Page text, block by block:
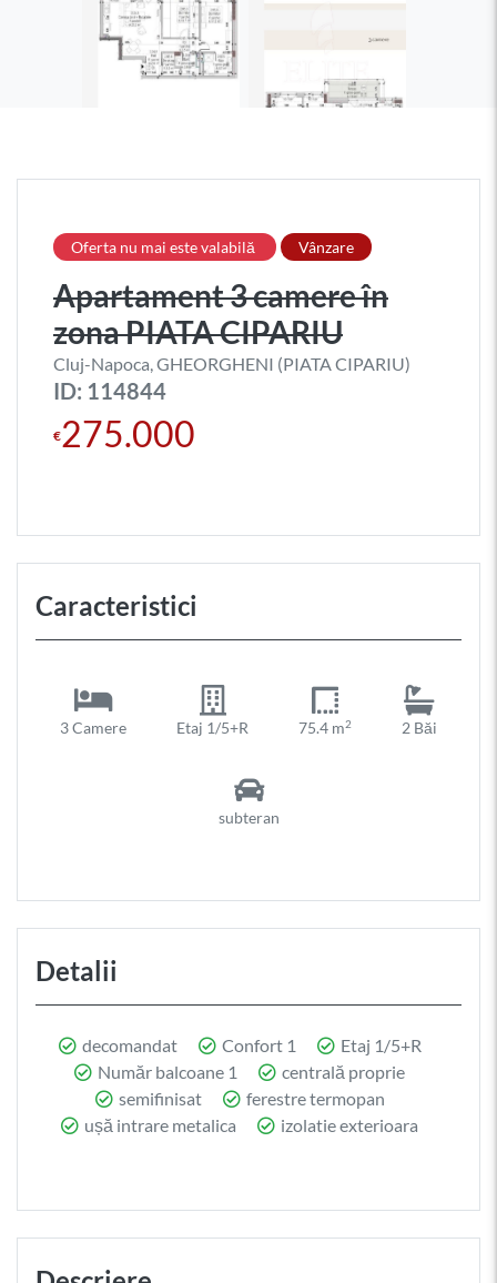
Oferta nu mai este valabilă Vânzare
Apartament 3 camere în
zona PIATA CIPARIU
Cluj-Napoca, GHEORGHENI (PIATA CIPARIU)
ID: 114844
€275.000
Caracteristici
3 Camere Etaj 1/5+R 75.4 m2 2 Băi
subteran
Detalii
decomandat Confort 1
Etaj 1/5+R
Număr balcoane 1
centrală proprie
semifinisat
ferestre termopan
ușă intrare metalica
izolatie exterioara